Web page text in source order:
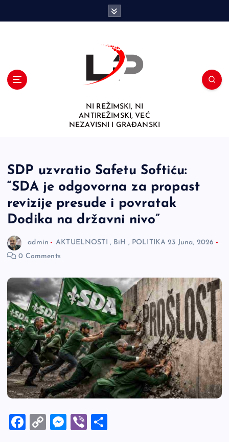
NI REŽIMSKI, NI
ANTIREŽIMSKI, VEĆ
NEZAVISNI I GRAĐANSKI
SDP uzvratio Safetu Softiću:
“SDA je odgovorna za propast
revizije presude i povratak
Dodika na državni nivo”
admin AKTUELNOSTI , BiH , POLITIKA 23 Juna, 2026
0 Comments
F
C
M
Vi